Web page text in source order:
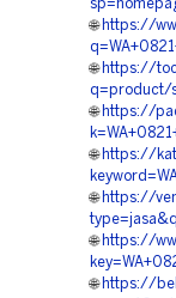
🌐 https://
🌐 https://
q=product/
🌐 https://
🌐 https://
🌐 https://
🌐 https://
🌐 https://